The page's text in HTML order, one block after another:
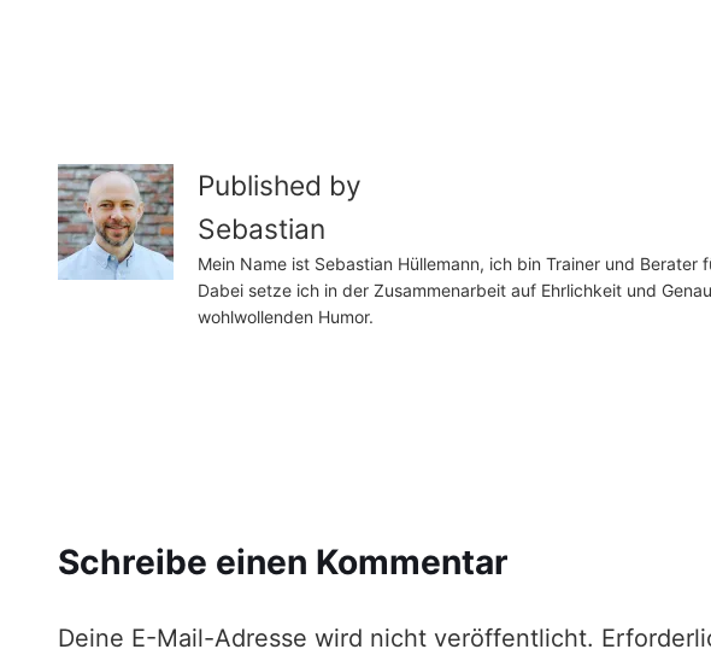
Published by
Sebastian
Mein Name ist Sebastian Hüllemann, ich bin Trainer und
Dabei setze ich in der Zusammenarbeit auf Ehrlichkeit und
wohlwollenden Humor.
Schreibe einen Kommentar
Deine E-Mail-Adresse wird nicht veröffentlicht.